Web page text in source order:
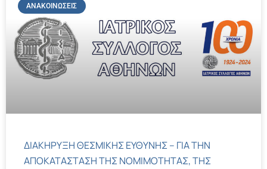
ΑΝΑΚΟΙΝΏΣΕΙΣ
ΔΙΑΚΗΡΥΞΗ ΘΕΣΜΙΚΗΣ ΕΥΘΥΝΗΣ – ΓΙΑ ΤΗΝ
ΑΠΟΚΑΤΑΣΤΑΣΗ ΤΗΣ ΝΟΜΙΜΟΤΗΤΑΣ, ΤΗΣ